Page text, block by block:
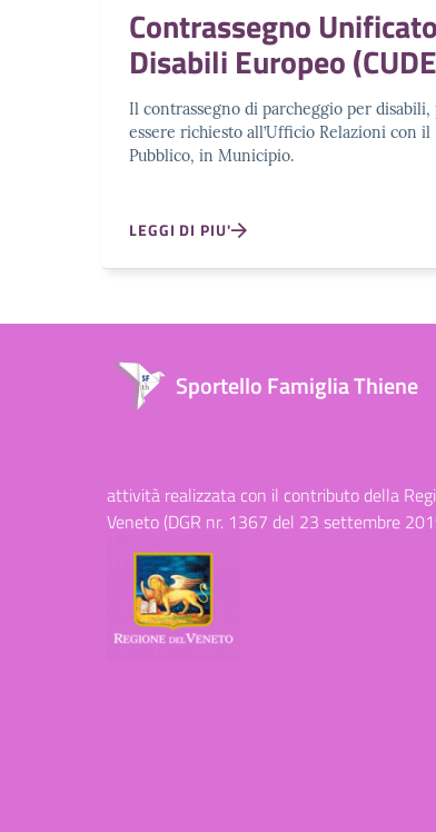
Contrassegno Unificato
Disabili Europeo
Il contrassegno di parcheggio per disabili,
essere richiesto all’Ufficio Relazioni con il
Pubblico, in Municipio.
LEGGI DI PIU'
Sportello Famiglia Thiene
attività realizzata con il contributo della
Veneto (DGR nr. 1367 del 23 settembre